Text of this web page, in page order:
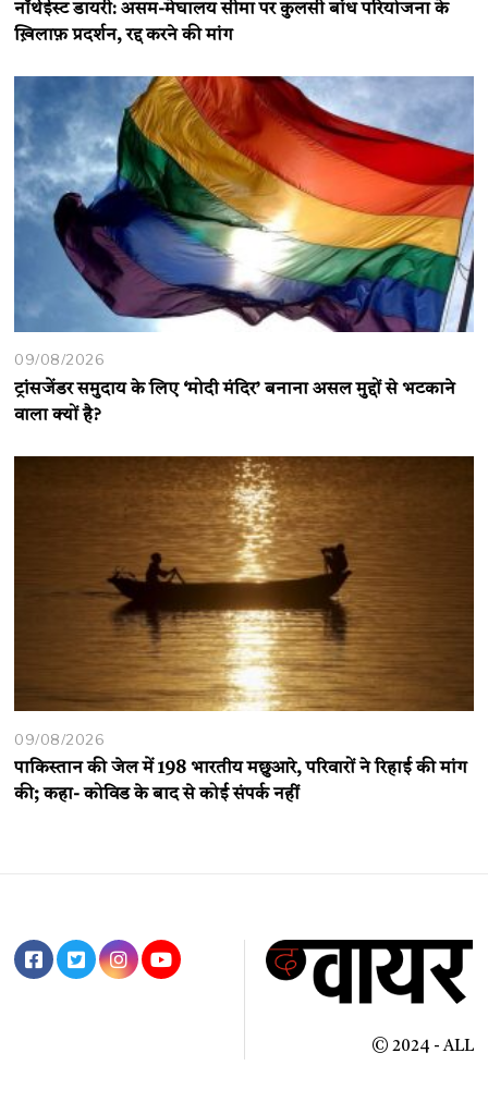
नॉर्थईस्ट डायरी: असम-मेघालय सीमा पर कुलसी बांध परियोजना के
ख़िलाफ़ प्रदर्शन, रद्द करने की मांग
09/08/2026
ट्रांसजेंडर समुदाय के लिए ‘मोदी मंदिर’ बनाना असल मुद्दों से भटकाने
वाला क्यों है?
09/08/2026
पाकिस्तान की जेल में 198 भारतीय मछुआरे, परिवारों ने रिहाई की मांग
की; कहा- कोविड के बाद से कोई संपर्क नहीं
© 2024 - ALL